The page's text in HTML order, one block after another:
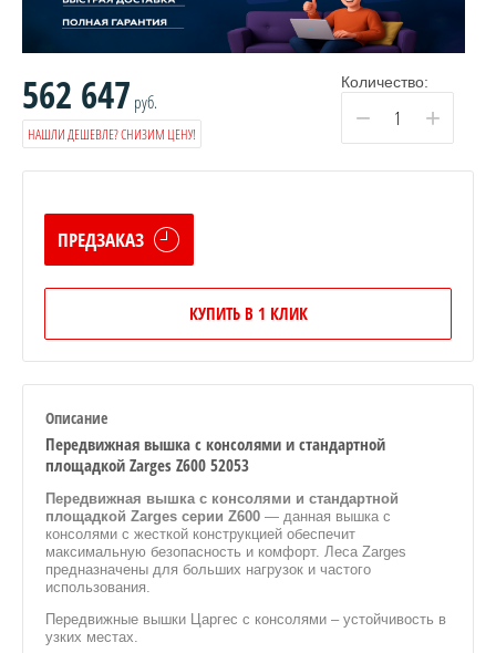
562 647 руб.
НАШЛИ ДЕШЕВЛЕ? СНИЗИМ ЦЕНУ!
Количество:
− +
ПРЕДЗАКАЗ
КУПИТЬ В 1 КЛИК
Описание
Передвижная вышка с консолями и стандартной
площадкой Zarges Z600 52053
Передвижная вышка с консолями и стандартной
площадкой Zarges серии Z600 — данная вышка с
консолями с жесткой конструкцией обеспечит
максимальную безопасность и комфорт. Леса Zarges
предназначены для больших нагрузок и частого
использования.
Передвижные вышки Царгес с консолями – устойчивость в
узких местах.